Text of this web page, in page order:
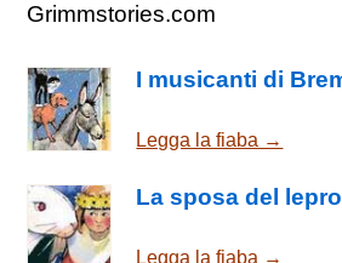
Grimmstories.com
I musicanti di
Legga la fiaba →
La sposa del
Legga la fiaba →